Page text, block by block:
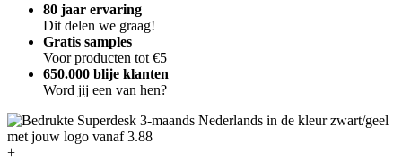
80 jaar ervaring
Dit delen we graag!
Gratis samples
Voor producten tot €5
650.000 blije klanten
Word jij een van hen?
+